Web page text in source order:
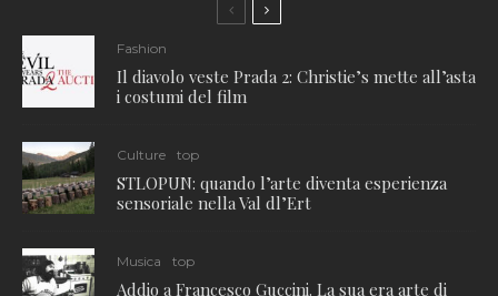
Fashion
Il diavolo veste Prada 2: Christie’s mette all’asta
i costumi del film
Culture top
STLOPUN: quando l’arte diventa esperienza
sensoriale nella Val dl’Ert
Musica top
Addio a Francesco Guccini. La sua era arte di